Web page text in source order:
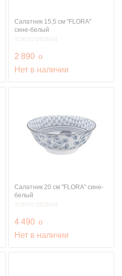
Салатник 15,5 см "FLORA"
сине-белый
TOKYO DESIGN
2 890 руб.
o
Нет в наличии
Салатник 20 см "FLORA" сине-
белый
TOKYO DESIGN
4 490 руб.
o
Нет в наличии